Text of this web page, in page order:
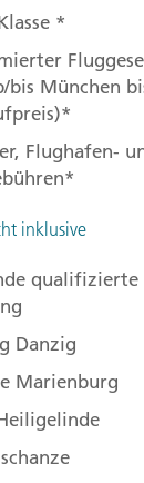
*
bis München
Flughafen-
inklusive
qualifizierte
Danzig
Marienburg